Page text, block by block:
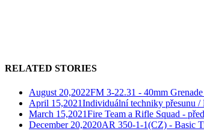
RELATED STORIES
August 20,2022FM 3-22.31 - 40mm
April 15,2021Individuální techniky přesunu /
March 15,2021Fire Team a Rifle Squad -
December 20,2020AR 350-1-1(CZ) - Basic